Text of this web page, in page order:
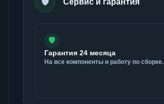
Сервис и гарантия
🛡️
Гарантия 24 месяца
На все компоненты и работу по сборке.